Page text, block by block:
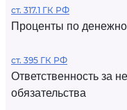
ст. 317.1 ГК РФ
Проценты по
ст. 395 ГК РФ
Ответственность за
обязательства